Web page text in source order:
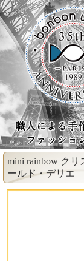
mini rainbow ク
ールド・デリエ